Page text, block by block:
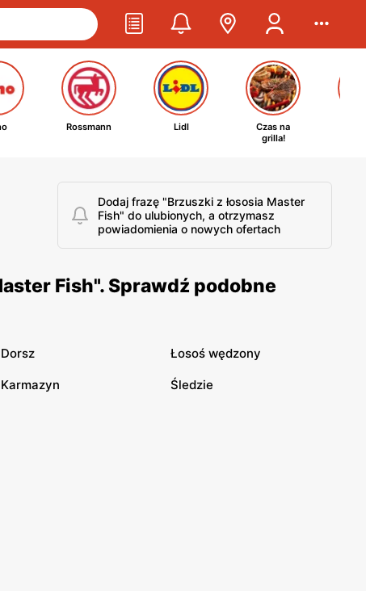
Rossmann Lidl
Czas na
grilla!
Dodaj frazę "Brzuszki z łososia Master
Fish" do ulubionych, a otrzymasz
powiadomienia o nowych ofertach
Fish". Sprawdź podobne
Dorsz Łosoś wędzony
Karmazyn Śledzie